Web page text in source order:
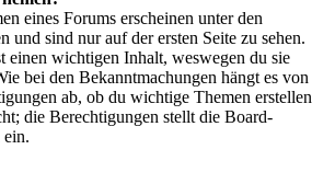
eines Forums erscheinen unter den
und sind nur auf der ersten Seite zu sehen.
einen wichtigen Inhalt, weswegen du sie
bei den Bekanntmachungen hängt es von
ab, ob du wichtige Themen erstellen
die Berechtigungen stellt die Board-